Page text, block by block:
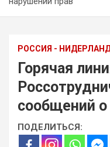
РОССИЯ -
Горячая
сообщений
ПОДЕЛИТЬСЯ: